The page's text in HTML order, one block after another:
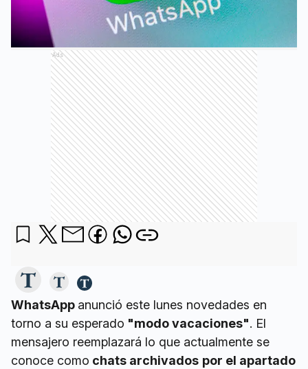
Ads
WhatsApp anunció este lunes novedades en
torno a su esperado "modo vacaciones". El
mensajero reemplazará lo que actualmente se
conoce como chats archivados por el apartado